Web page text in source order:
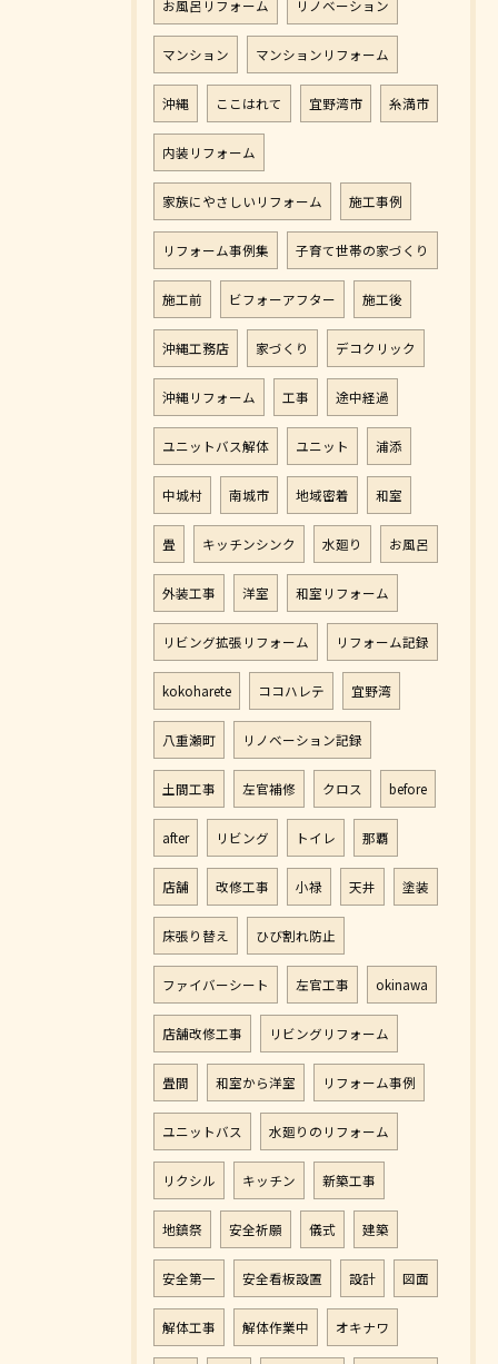
お風呂リフォーム リノベーション
マンション マンションリフォーム
沖縄 ここはれて 宜野湾市 糸満市
内装リフォーム
家族にやさしいリフォーム 施工事例
リフォーム事例集 子育て世帯の家づくり
施工前 ビフォーアフター 施工後
沖縄工務店 家づくり デコクリック
沖縄リフォーム 工事 途中経過
ユニットバス解体 ユニット 浦添
中城村 南城市 地域密着 和室
畳 キッチンシンク 水廻り お風呂
外装工事 洋室 和室リフォーム
リビング拡張リフォーム リフォーム記録
kokoharete ココハレテ 宜野湾
八重瀬町 リノベーション記録
土間工事 左官補修 クロス before
after リビング トイレ 那覇
店舗 改修工事 小禄 天井 塗装
床張り替え ひび割れ防止
ファイバーシート 左官工事 okinawa
店舗改修工事 リビングリフォーム
畳間 和室から洋室 リフォーム事例
ユニットバス 水廻りのリフォーム
リクシル キッチン 新築工事
地鎮祭 安全祈願 儀式 建築
安全第一 安全看板設置 設計 図面
解体工事 解体作業中 オキナワ